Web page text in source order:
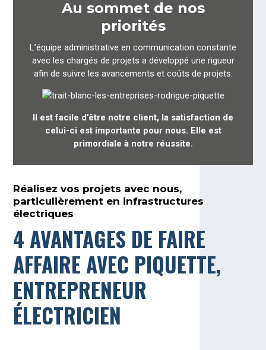
Réalisez vos projets avec nous,
particulièrement en infrastructures
électriques
4 AVANTAGES DE FAIRE
AFFAIRE AVEC PIQUETTE,
ENTREPRENEUR
ÉLECTRICIEN
Au sommet de nos
priorités
L’équipe administrative en communication constante
avec les chargés de projets a développé une rigueur
afin de suivre les avancements et coûts de projets.
Il est facile d’être notre client, la satisfaction de
celui-ci est importante pour nous. Elle est
primordiale à notre réussite.